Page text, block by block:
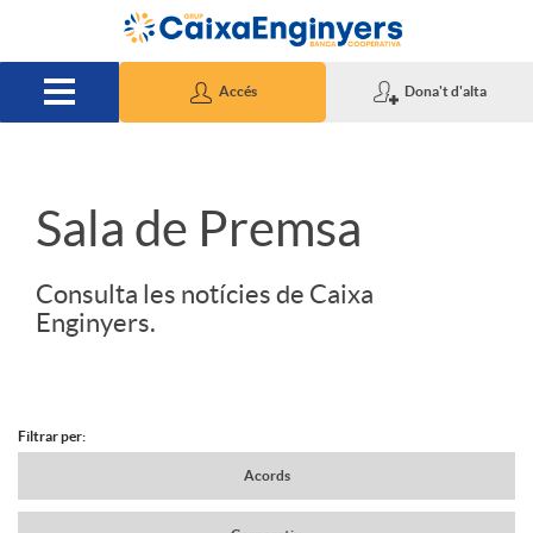
Salta al contingut principal
Accés Dona't d'alta
S
d
Sala de Premsa
Consulta les notícies de Caixa
Enginyers.
N
Filtrar per:
Acords